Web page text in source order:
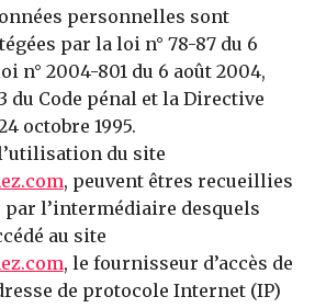
personnelles sont
par la loi n° 78-87 du 6
n° 2004-801 du 6 août 2004,
du Code pénal et la Directive
octobre 1995.
du site
, peuvent êtres recueillies
par l’intermédiaire desquels
au site
, le fournisseur d’accès de
de protocole Internet (IP)